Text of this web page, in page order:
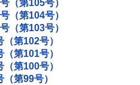
（第105号）
（第104号）
（第103号）
第102号）
第101号）
第100号）
第99号）